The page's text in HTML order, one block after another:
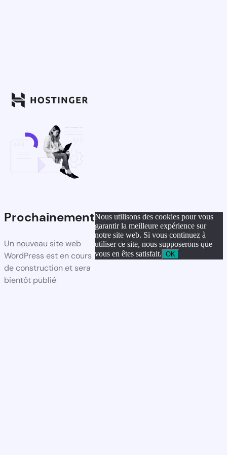
Prochainement
Un nouveau site web
WordPress est en cours
de construction et sera
bientôt publié
Nous utilisons des cookies pour vous
garantir la meilleure expérience sur
notre site web. Si vous continuez à
utiliser ce site, nous supposerons que
vous en êtes satisfait. OK